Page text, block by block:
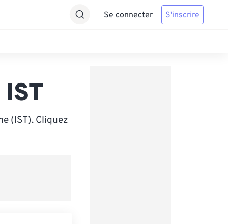
Se connecter S'inscrire
(IST). Cliquez